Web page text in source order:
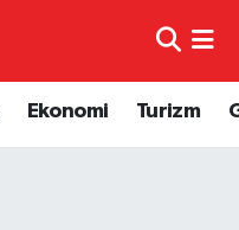
Ekonomi Turizm